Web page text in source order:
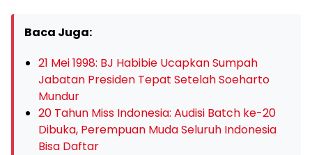
Baca Juga:
21 Mei 1998: BJ Habibie Ucapkan Sumpah
Jabatan Presiden Tepat Setelah Soeharto
Mundur
20 Tahun Miss Indonesia: Audisi Batch ke-20
Dibuka, Perempuan Muda Seluruh Indonesia
Bisa Daftar